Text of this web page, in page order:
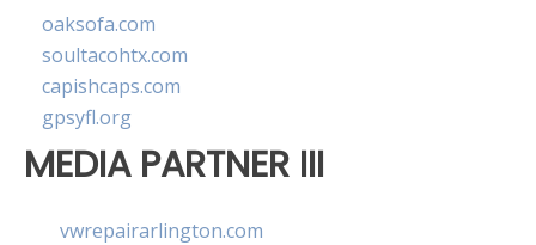
oaksofa.com
soultacohtx.com
capishcaps.com
gpsyfl.org
MEDIA PARTNER III
vwrepairarlington.com